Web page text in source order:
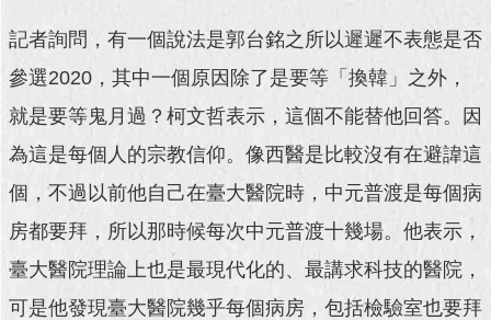
記者詢問，有一個說法是郭台銘之所以遲遲不表態是否
參選2020，其中一個原因除了是要等「換韓」之外，
就是要等鬼月過？柯文哲表示，這個不能替他回答。因
為這是每個人的宗教信仰。像西醫是比較沒有在避諱這
個，不過以前他自己在臺大醫院時，中元普渡是每個病
房都要拜，所以那時候每次中元普渡十幾場。他表示，
臺大醫院理論上也是最現代化的、最講求科技的醫院，
可是他發現臺大醫院幾乎每個病房，包括檢驗室也要拜